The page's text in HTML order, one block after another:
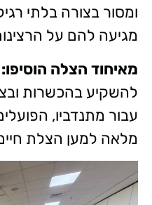
ומסור בצורה בלתי
מגיעה להם על
מאיחוד הצלה הוסיפו:
להשקיע בהכשרות
מלאה למען הצלת